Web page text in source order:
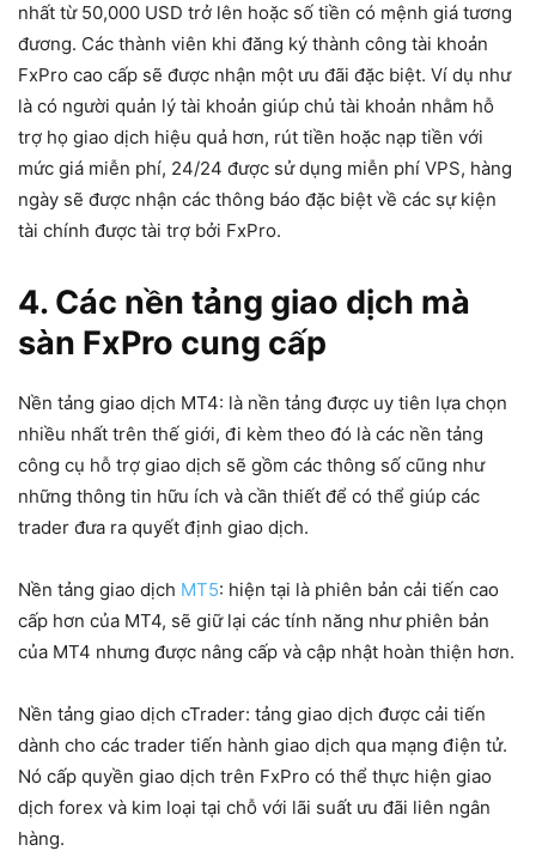
nhất từ 50,000 USD trở lên hoặc số tiền có mệnh giá tương
đương. Các thành viên khi đăng ký thành công tài khoản
FxPro cao cấp sẽ được nhận một ưu đãi đặc biệt. Ví dụ như
là có người quản lý tài khoản giúp chủ tài khoản nhằm hỗ
trợ họ giao dịch hiệu quả hơn, rút tiền hoặc nạp tiền với
mức giá miễn phí, 24/24 được sử dụng miễn phí VPS, hàng
ngày sẽ được nhận các thông báo đặc biệt về các sự kiện
tài chính được tài trợ bởi FxPro.
4. Các nền tảng giao dịch mà
sàn FxPro cung cấp
Nền tảng giao dịch MT4: là nền tảng được uy tiên lựa chọn
nhiều nhất trên thế giới, đi kèm theo đó là các nền tảng
công cụ hỗ trợ giao dịch sẽ gồm các thông số cũng như
những thông tin hữu ích và cần thiết để có thể giúp các
trader đưa ra quyết định giao dịch.
Nền tảng giao dịch MT5: hiện tại là phiên bản cải tiến cao
cấp hơn của MT4, sẽ giữ lại các tính năng như phiên bản
của MT4 nhưng được nâng cấp và cập nhật hoàn thiện hơn.
Nền tảng giao dịch cTrader: tảng giao dịch được cải tiến
dành cho các trader tiến hành giao dịch qua mạng điện tử.
Nó cấp quyền giao dịch trên FxPro có thể thực hiện giao
dịch forex và kim loại tại chỗ với lãi suất ưu đãi liên ngân
hàng.